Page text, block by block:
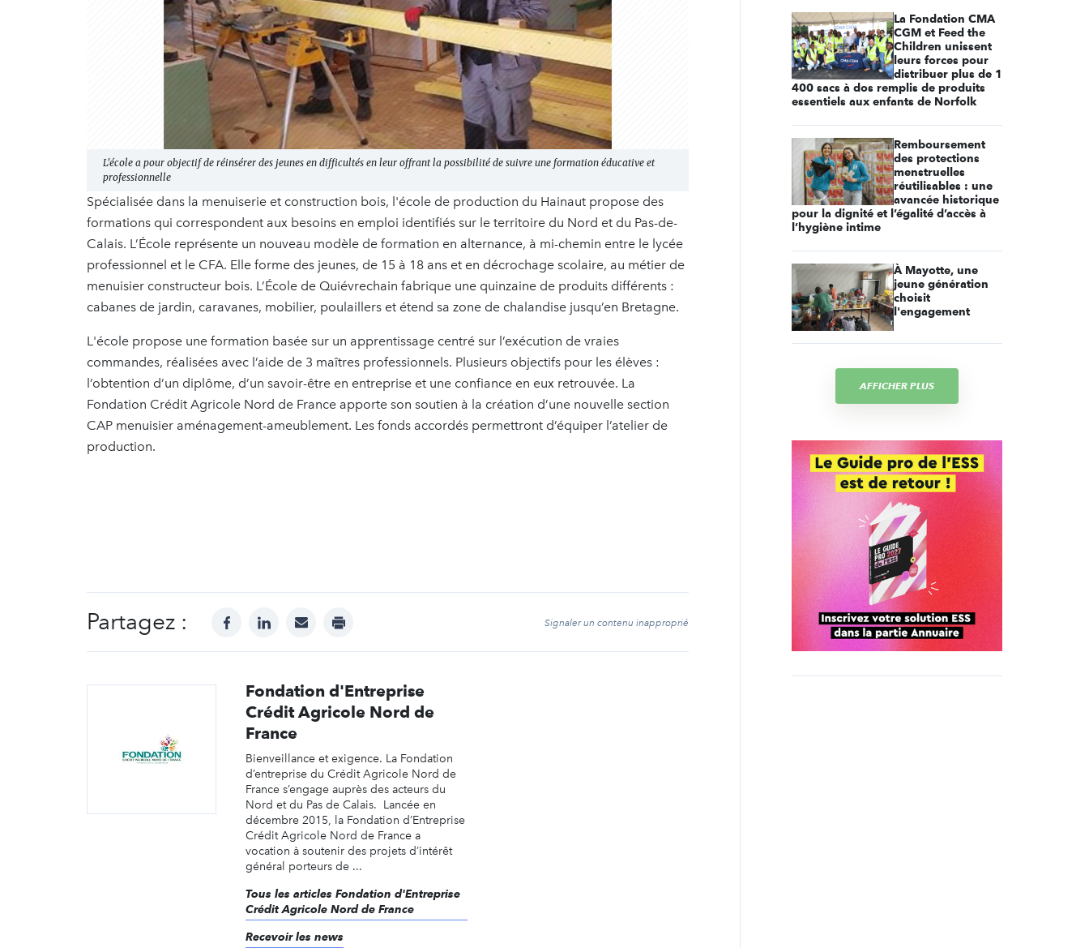
L'école a pour objectif de réinsérer des jeunes en difficultés en leur offrant la possibilité de suivre une formation éducative et
professionnelle
Spécialisée dans la menuiserie et construction bois, l'école de production du Hainaut propose des
formations qui correspondent aux besoins en emploi identifiés sur le territoire du Nord et du Pas-de-
Calais. L’École représente un nouveau modèle de formation en alternance, à mi-chemin entre le lycée
professionnel et le CFA. Elle forme des jeunes, de 15 à 18 ans et en décrochage scolaire, au métier de
menuisier constructeur bois. L’École de Quiévrechain fabrique une quinzaine de produits différents :
cabanes de jardin, caravanes, mobilier, poulaillers et étend sa zone de chalandise jusqu’en Bretagne.
L'école propose une formation basée sur un apprentissage centré sur l’exécution de vraies
commandes, réalisées avec l’aide de 3 maîtres professionnels. Plusieurs objectifs pour les élèves :
l’obtention d’un diplôme, d’un savoir-être en entreprise et une confiance en eux retrouvée. La
Fondation Crédit Agricole Nord de France apporte son soutien à la création d’une nouvelle section
CAP menuisier aménagement-ameublement. Les fonds accordés permettront d’équiper l’atelier de
production.
Partagez : facebooklinkedinmail print Signaler un contenu inapproprié
Fondation d'Entreprise
Crédit Agricole Nord de
France
Bienveillance et exigence. La Fondation
d’entreprise du Crédit Agricole Nord de
France s’engage auprès des acteurs du
Nord et du Pas de Calais. Lancée en
décembre 2015, la Fondation d’Entreprise
Crédit Agricole Nord de France a
vocation à soutenir des projets d’intérêt
général porteurs de ...
Tous les articles Fondation d'Entreprise
Crédit Agricole Nord de France
Recevoir les news
La Fondation CMA
CGM et Feed the
Children unissent
leurs forces pour
distribuer plus de 1
400 sacs à dos remplis de produits
essentiels aux enfants de Norfolk
Remboursement
des protections
menstruelles
réutilisables : une
avancée historique
pour la dignité et l’égalité d’accès à
l’hygiène intime
À Mayotte, une
jeune génération
choisit
l'engagement
AFFICHER PLUS